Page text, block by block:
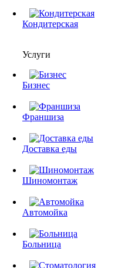
Кондитерская
Услуги
Бизнес
Франшиза
Доставка еды
Шиномонтаж
Автомойка
Больница